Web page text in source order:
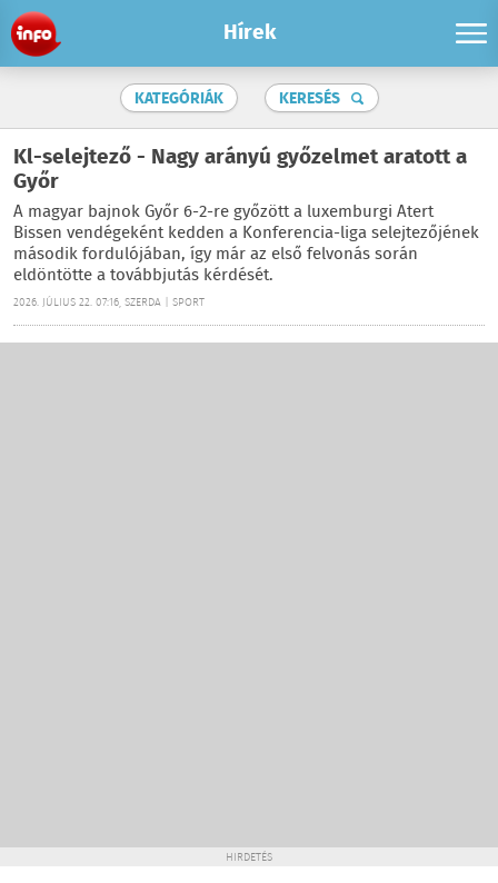
Hírek
KATEGÓRIÁK KERESÉS
Kl-selejtező - Nagy arányú győzelmet aratott a
Győr
A magyar bajnok Győr 6-2-re győzött a luxemburgi Atert
Bissen vendégeként kedden a Konferencia-liga selejtezőjének
második fordulójában, így már az első felvonás során
eldöntötte a továbbjutás kérdését.
2026. JÚLIUS 22. 07:16, SZERDA | SPORT
HIRDETÉS